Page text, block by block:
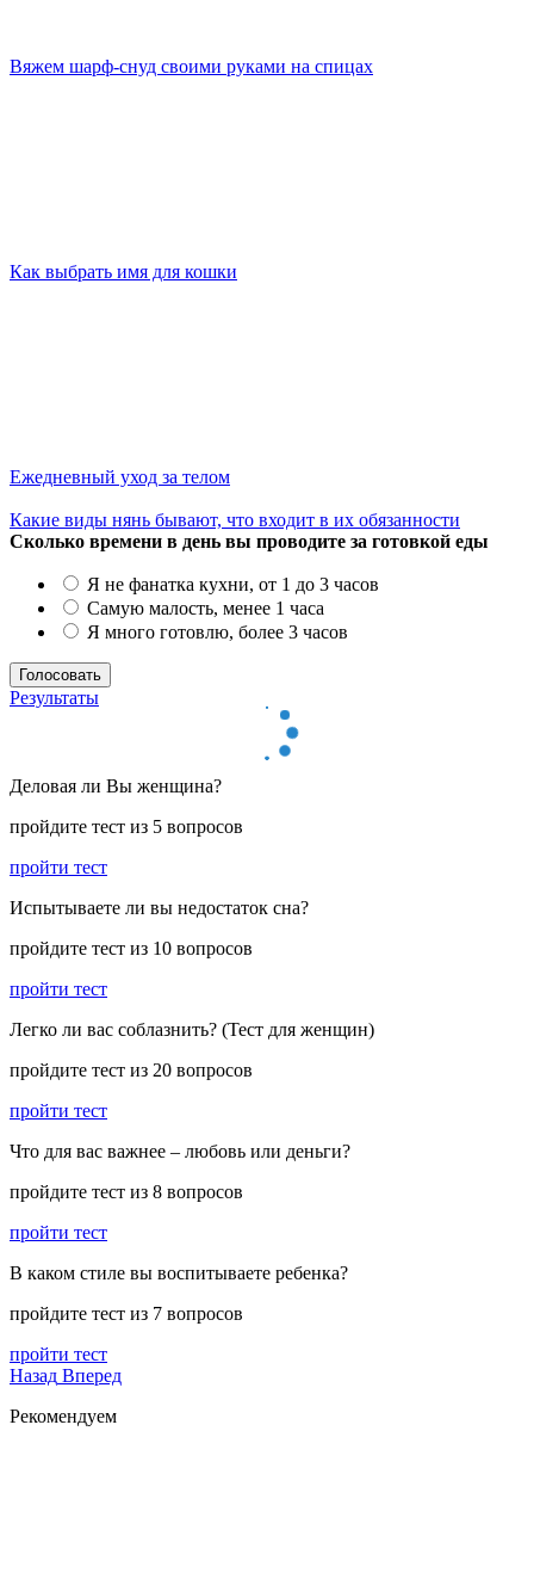
Вяжем шарф-снуд своими руками на спицах
Как выбрать имя для кошки
Ежедневный уход за телом
Какие виды нянь бывают, что входит в их обязанности
Сколько времени в день вы проводите за готовкой еды
Я не фанатка кухни, от 1 до 3 часов
Самую малость, менее 1 часа
Я много готовлю, более 3 часов
Результаты
Деловая ли Вы женщина?
пройдите тест из 5 вопросов
пройти тест
Испытываете ли вы недостаток сна?
пройдите тест из 10 вопросов
пройти тест
Легко ли вас соблазнить? (Тест для женщин)
пройдите тест из 20 вопросов
пройти тест
Что для вас важнее – любовь или деньги?
пройдите тест из 8 вопросов
пройти тест
В каком стиле вы воспитываете ребенка?
пройдите тест из 7 вопросов
пройти тест
Назад Вперед
Рекомендуем